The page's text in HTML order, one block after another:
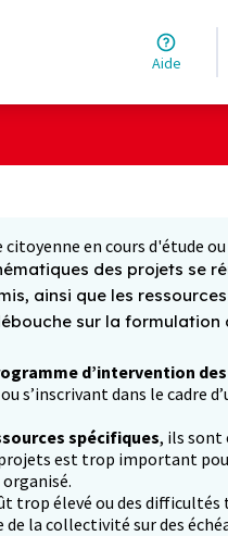
Aide
en cours d'étude ou
des projets se
ainsi que les
sur la formulation
d’intervention
s’inscrivant dans le cadre
spécifiques, ils sont
est trop important
trop élevé ou des difficultés
la collectivité sur des